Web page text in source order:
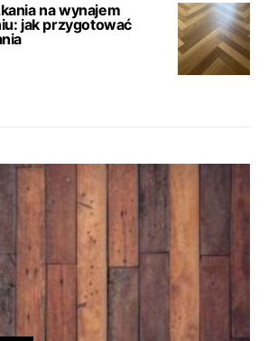
na wynajem
jak przygotować